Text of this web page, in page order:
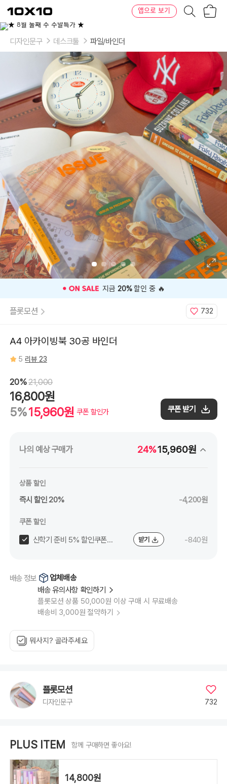
텐
바
텐
앱으로 보기
이
상
A401.
View
of
editors,
A402.
Nostalgia
/
인
덱
스:
함,
인
덱
스
가
디자인문구 데스크툴 파일/바인더
⭐️ 고객 평점5 인기 상품 ⭐️
플롯모션 732
A4 아카이빙북 30공 바인더
5 리뷰 23
20%21,000
16,800원
5%15,960원 쿠폰 할인가 쿠폰 받기
나의 예상 구매가 24%15,960원
상품 할인
즉시 할인 20% -4,200원
쿠폰 할인
신학기 준비 5% 할인쿠폰
받기 -840원
배송 정보
업체배송
배송 유의사항 확인하기
플롯모션 상품 50,000원 이상 구매 시 무료배송
배송비 3,000원 절약하기
뭐사지? 골라주세요
플롯모션
디자인문구 732
PLUS ITEM 함께 구매하면 좋아요!
14,800원